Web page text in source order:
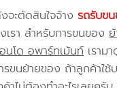
จะตัดสินใจจ้างรถรับข
เรา สำหรับการขนของ
โด อพาร์ทเม้นท์ เราม
ขนย้ายของ ถ้าลูกค้าใช้